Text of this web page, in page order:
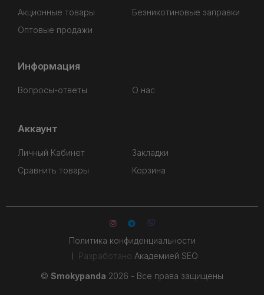
Акционные товары
Безникотиновые заправки
Оптовые продажи
Информация
Вопросы-ответы О нас
Аккаунт
Личный Кабинет
Закладки
Сравнить товары
Корзина
© Smokypanda 2026 - Все права защищены
Политика конфиденциальности
Разработано Академией SEO